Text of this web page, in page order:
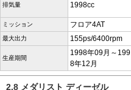
排気量 1998cc
ミッション フロア4AT
最大出力 155ps/6400rpm
生産期間
1998年09月～199
8年12月
2.8 メダリスト ディーゼル